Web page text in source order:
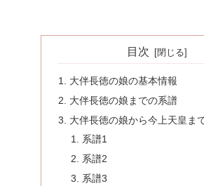
目次
大伴長徳の娘の基本情報
大伴長徳の娘までの系譜
大伴長徳の娘から今上天皇ま
系譜1
系譜2
系譜3